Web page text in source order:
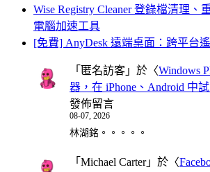
Wise Registry Cleaner 登錄檔清理、
電腦加速工具
[免費] AnyDesk 遠端桌面：跨平台
「 匿名訪客 」於〈Windows
器，在 iPhone、Android 中
發佈留言
08-07, 2026
林湖銘。。。。。
「 Michael Carter」於〈